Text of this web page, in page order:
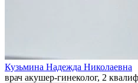
Кузьмина Надежда Николаевна
врач акушер-гинеколог, 2